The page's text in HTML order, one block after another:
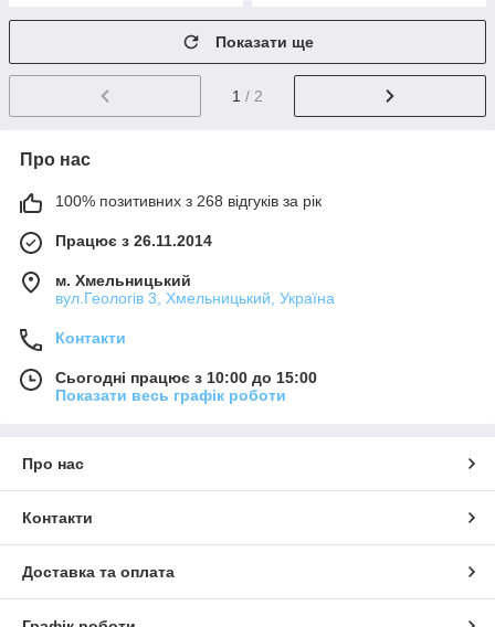
Показати ще
1 / 2
Про нас
100% позитивних з 268 відгуків за рік
Працює з 26.11.2014
м. Хмельницький
вул.Геологів 3, Хмельницький, Україна
Контакти
Сьогодні працює з 10:00 до 15:00
Показати весь графік роботи
Про нас
Контакти
Доставка та оплата